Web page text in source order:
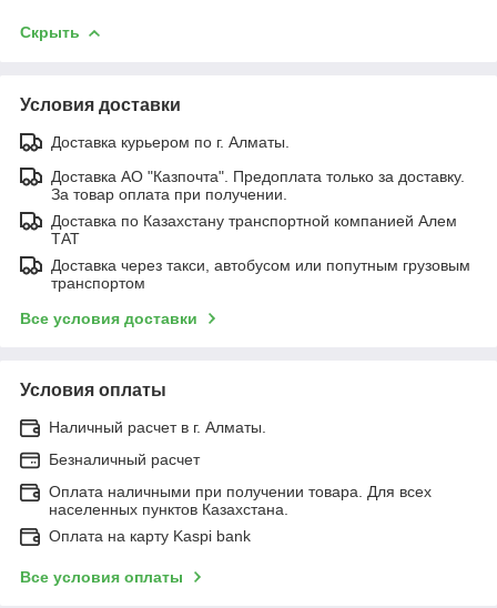
Скрыть
Условия доставки
Доставка курьером по г. Алматы.
Доставка АО "Казпочта". Предоплата только за доставку.
За товар оплата при получении.
Доставка по Казахстану транспортной компанией Алем
ТАТ
Доставка через такси, автобусом или попутным грузовым
транспортом
Все условия доставки
Условия оплаты
Наличный расчет в г. Алматы.
Безналичный расчет
Оплата наличными при получении товара. Для всех
населенных пунктов Казахстана.
Оплата на карту Kaspi bank
Все условия оплаты